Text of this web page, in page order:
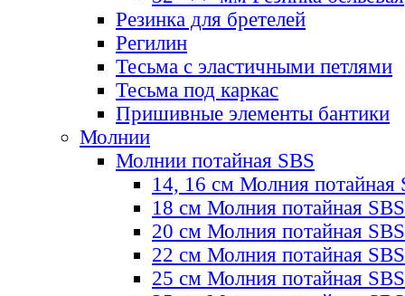
Резинка для бретелей
Регилин
Тесьма с эластичными петлями
Тесьма под каркас
Пришивные элементы бантики
Молнии
Молнии потайная SBS
14, 16 см Молния потайная
18 см Молния потайная SBS
20 см Молния потайная SBS
22 см Молния потайная SBS
25 см Молния потайная SBS